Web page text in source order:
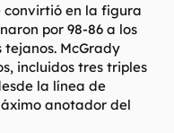
convirtió en la figura
por 98-86 a los
tejanos. McGrady
incluidos tres triples
la línea de
anotador del